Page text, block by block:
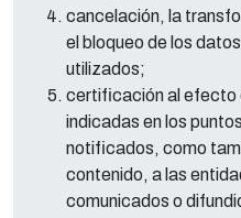
cancelación, la
el bloqueo de los
utilizados;
certificación al efecto
indicadas en los
notificados, como
contenido, a las
comunicados o